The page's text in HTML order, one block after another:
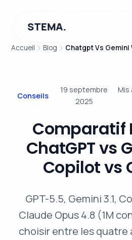
STEMA.
Accueil Blog Chatgpt Vs
Conseils
19 septembre
2025
Mis
Comparatif
ChatGPT vs
Copilot vs
GPT-5.5, Gemini 3.1,
Claude Opus 4.8 (1M
choisir entre les quatre